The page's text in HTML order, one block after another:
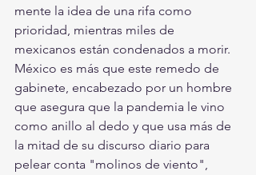
mente la idea de una rifa como
prioridad, mientras miles de
mexicanos están condenados a morir.
México es más que este remedo de
gabinete, encabezado por un hombre
que asegura que la pandemia le vino
como anillo al dedo y que usa más de
la mitad de su discurso diario para
pelear conta "molinos de viento",